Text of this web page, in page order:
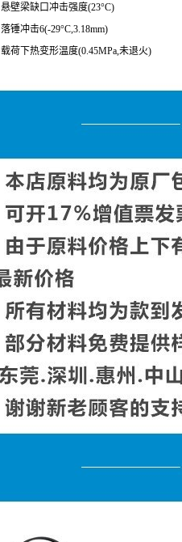
悬壁梁缺口冲击强度(23°C)
落锤冲击6(-29°C,3.18mm)
载荷下热变形温度(0.45MPa,未退火)